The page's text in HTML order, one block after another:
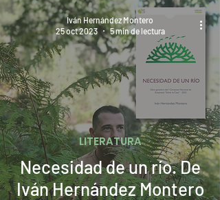
Necesidad de un río. De
Iván Hernández Montero
LITERATURA
Iván Hernández Montero
25 oct 2023
5 min de lectura